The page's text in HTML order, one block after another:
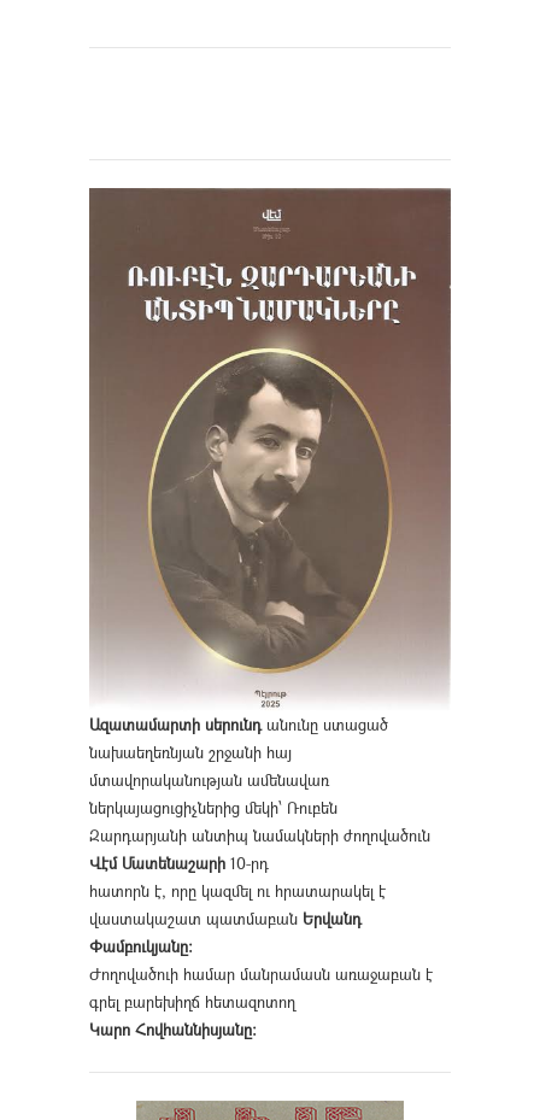
Ազատամարտի սերունդանունը ստացած
նախաեղեռնյան շրջանի հայ
մտավորականության ամենավառ
ներկայացուցիչներից մեկի՝ Ռուբեն
Զարդարյանի անտիպ նամակների ժողովածուն
Վէմ Մատենաշարի 10-րդ
հատորն է, որը կազմել ու հրատարակել է
վաստակաշատ պատմաբան Երվանդ
Փամբուկյանը։
Ժողովածուի համար մանրամասն առաջաբան է
գրել բարեխիղճ հետազոտող
Կարո Հովհաննիսյանը։